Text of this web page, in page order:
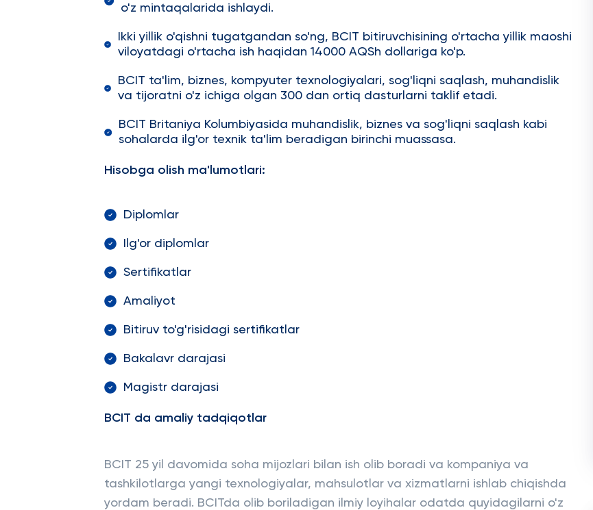
o'z mintaqalarida ishlaydi.
Ikki yillik o'qishni tugatgandan so'ng, BCIT bitiruvchisining o'rtacha yillik maoshi
viloyatdagi o'rtacha ish haqidan 14000 AQSh dollariga ko'p.
BCIT ta'lim, biznes, kompyuter texnologiyalari, sog'liqni saqlash, muhandislik
va tijoratni o'z ichiga olgan 300 dan ortiq dasturlarni taklif etadi.
BCIT Britaniya Kolumbiyasida muhandislik, biznes va sog'liqni saqlash kabi
sohalarda ilg'or texnik ta'lim beradigan birinchi muassasa.
Hisobga olish ma'lumotlari:
Diplomlar
Ilg'or diplomlar
Sertifikatlar
Amaliyot
Bitiruv to'g'risidagi sertifikatlar
Bakalavr darajasi
Magistr darajasi
BCIT da amaliy tadqiqotlar
BCIT 25 yil davomida soha mijozlari bilan ish olib boradi va kompaniya va
tashkilotlarga yangi texnologiyalar, mahsulotlar va xizmatlarni ishlab chiqishda
yordam beradi. BCITda olib boriladigan ilmiy loyihalar odatda quyidagilarni o'z